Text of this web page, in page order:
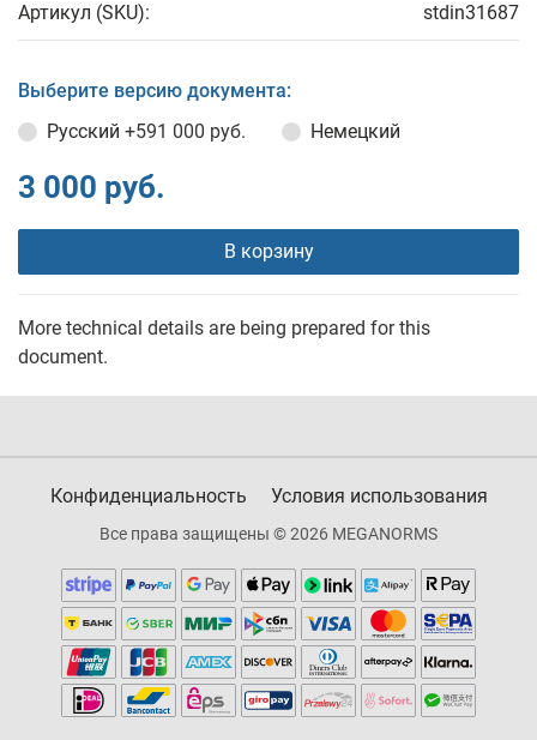
Артикул (SKU): stdin31687
Выберите версию документа:
Русский +591 000 руб. Немецкий
3 000 руб.
В корзину
More technical details are being prepared for this
document.
Конфиденциальность Условия использования
Все права защищены © 2026 MEGANORMS